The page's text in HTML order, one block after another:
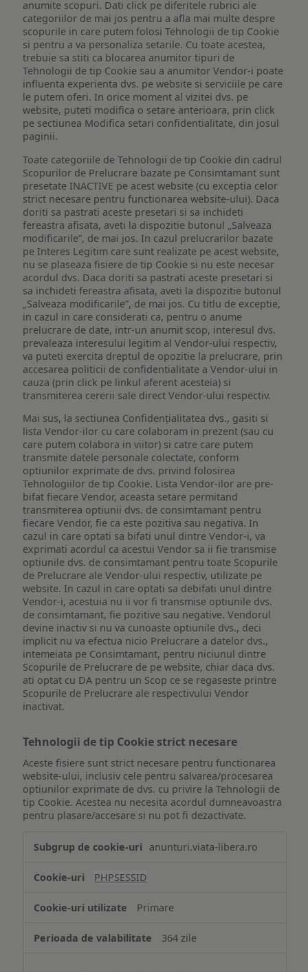
anumite scopuri. Dati click pe diferitele rubrici ale
categoriilor de mai jos pentru a afla mai multe despre
scopurile in care putem folosi Tehnologii de tip Cookie
si pentru a va personaliza setarile. Cu toate acestea,
trebuie sa stiti ca blocarea anumitor tipuri de
Tehnologii de tip Cookie sau a anumitor Vendor-i poate
influenta experienta dvs. pe website si serviciile pe care
le putem oferi. In orice moment al vizitei dvs. pe
website, puteti modifica o setare anterioara, prin click
pe sectiunea Modifica setari confidentialitate, din josul
paginii.
Toate categoriile de Tehnologii de tip Cookie din cadrul
Scopurilor de Prelucrare bazate pe Consimtamant sunt
presetate INACTIVE pe acest website (cu exceptia celor
strict necesare pentru functionarea website-ului). Daca
doriti sa pastrati aceste presetari si sa inchideti
fereastra afisata, aveti la dispozitie butonul „Salveaza
modificarile”, de mai jos. In cazul prelucrarilor bazate
pe Interes Legitim care sunt realizate pe acest website,
nu se plaseaza fisiere de tip Cookie si nu este necesar
acordul dvs. Daca doriti sa pastrati aceste presetari si
sa inchideti fereastra afisata, aveti la dispozitie butonul
„Salveaza modificarile”, de mai jos. Cu titlu de exceptie,
in cazul in care considerati ca, pentru o anume
prelucrare de date, intr-un anumit scop, interesul dvs.
prevaleaza interesului legitim al Vendor-ului respectiv,
va puteti exercita dreptul de opozitie la prelucrare, prin
accesarea politicii de confidentialitate a Vendor-ului in
cauza (prin click pe linkul aferent acesteia) si
transmiterea cererii sale direct Vendor-ului respectiv.
Mai sus, la sectiunea Confidențialitatea dvs., gasiti si
lista Vendor-ilor cu care colaboram in prezent (sau cu
care putem colabora in viitor) si catre care putem
transmite datele personale colectate, conform
optiunilor exprimate de dvs. privind folosirea
Tehnologiilor de tip Cookie. Lista Vendor-ilor are pre-
bifat fiecare Vendor, aceasta setare permitand
transmiterea optiunii dvs. de consimtamant pentru
fiecare Vendor, fie ca este pozitiva sau negativa. In
cazul in care optati sa bifati unul dintre Vendor-i, va
exprimati acordul ca acestui Vendor sa ii fie transmise
optiunile dvs. de consimtamant pentru toate Scopurile
de Prelucrare ale Vendor-ului respectiv, utilizate pe
website. In cazul in care optati sa debifati unul dintre
Vendor-i, acestuia nu ii vor fi transmise optiunile dvs.
de consimtamant, fie pozitive sau negative. Vendorul
devine inactiv si nu va cunoaste optiunile dvs., deci
implicit nu va efectua nicio Prelucrare a datelor dvs.,
intemeiata pe Consimtamant, pentru niciunul dintre
Scopurile de Prelucrare de pe website, chiar daca dvs.
ati optat cu DA pentru un Scop ce se regaseste printre
Scopurile de Prelucrare ale respectivului Vendor
inactivat.
Tehnologii de tip Cookie strict necesare
Aceste fisiere sunt strict necesare pentru functionarea
website-ului, inclusiv cele pentru salvarea/procesarea
optiunilor exprimate de dvs. cu privire la Tehnologii de
tip Cookie. Acestea nu necesita acordul dumneavoastra
pentru plasare/accesare si nu pot fi dezactivate.
de
Cookie
necesare
anunturi.viata-libera.ro
PHPSESSID
Primare
364 zile